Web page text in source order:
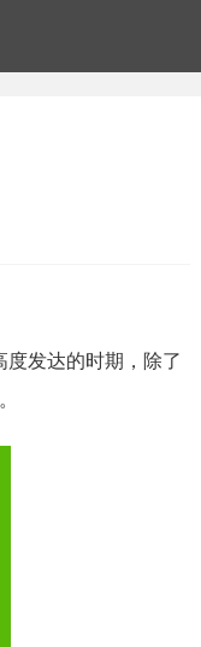
发达的时期，除了